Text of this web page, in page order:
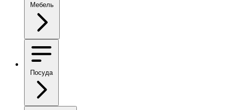
Мебель
Посуда